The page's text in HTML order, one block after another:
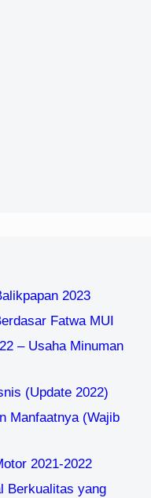
2023
Fatwa MUI
– Usaha Minuman
(Update 2022)
Manfaatnya (Wajib
2021-2022
Berkualitas yang